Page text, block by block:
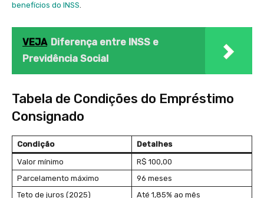
benefícios do INSS.
VEJA Diferença entre INSS e
Previdência Social
Tabela de Condições do Empréstimo
Consignado
Condição
Detalhes
Valor mínimo
R$ 100,00
Parcelamento máximo
96 meses
Teto de juros (2025)
Até 1,85% ao mês